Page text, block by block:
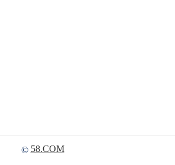
© 58.COM